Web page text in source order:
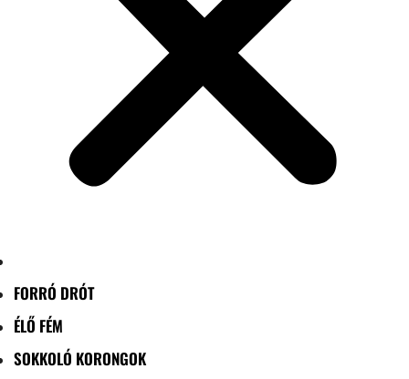
FORRÓ DRÓT
ÉLŐ FÉM
SOKKOLÓ KORONGOK